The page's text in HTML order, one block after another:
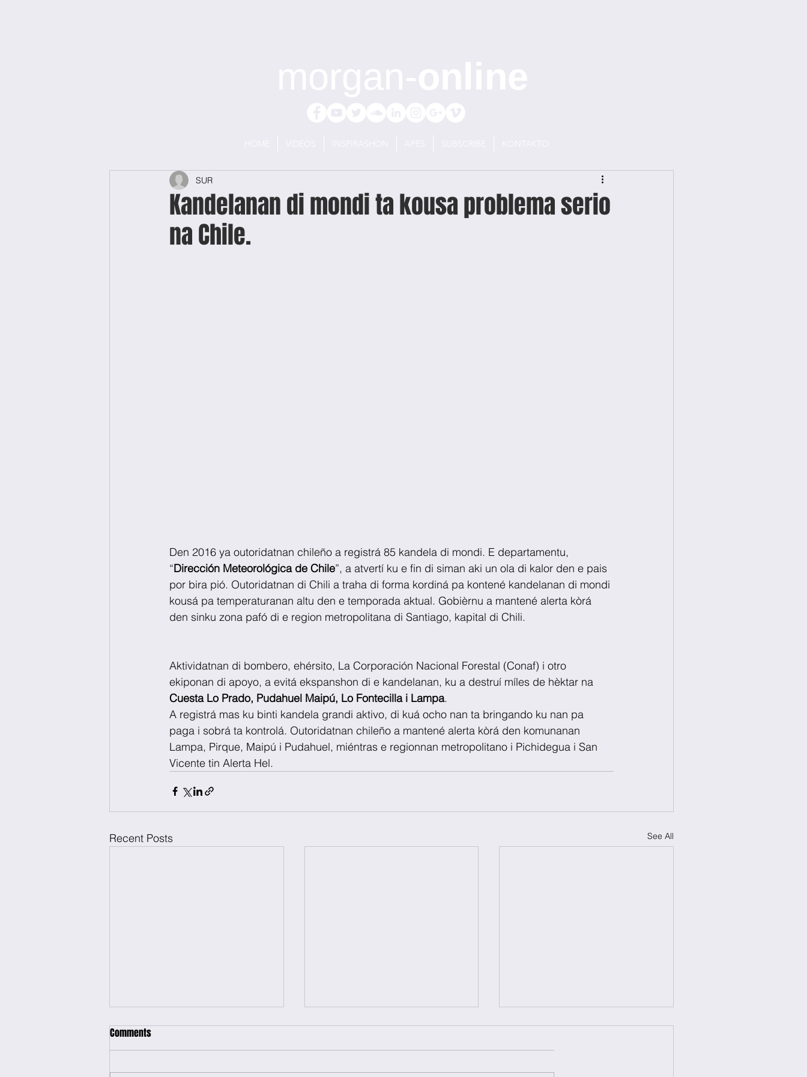
Kandelanan di mondi ta kousa problema serio
na Chile.
SUR
Den 2016 ya outoridatnan chileño a registrá 85 kandela di mondi. E departamentu,
“Dirección Meteorológica de Chile”, a atvertí ku e fin di siman aki un ola di kalor den e pais
por bira pió. Outoridatnan di Chili a traha di forma kordiná pa kontené kandelanan di mondi
kousá pa temperaturanan altu den e temporada aktual. Gobièrnu a mantené alerta kòrá
den sinku zona pafó di e region metropolitana di Santiago, kapital di Chili.
Aktividatnan di bombero, ehérsito, La Corporación Nacional Forestal (Conaf) i otro
ekiponan di apoyo, a evitá ekspanshon di e kandelanan, ku a destruí míles de hèktar na
Cuesta Lo Prado, Pudahuel Maipú, Lo Fontecilla i Lampa.
A registrá mas ku binti kandela grandi aktivo, di kuá ocho nan ta bringando ku nan pa
paga i sobrá ta kontrolá. Outoridatnan chileño a mantené alerta kòrá den komunanan
Lampa, Pirque, Maipú i Pudahuel, miéntras e regionnan metropolitano i Pichidegua i San
Vicente tin Alerta Hel.
Recent Posts See All
Comments